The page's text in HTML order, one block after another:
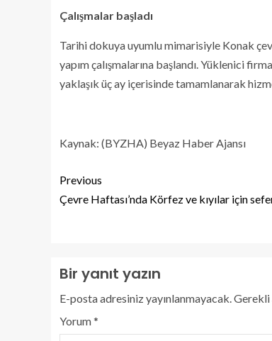
Çalışmalar başladı
Tarihi dokuya uyumlu mimarisiyle Konak
yapım çalışmalarına başlandı. Yüklenici
yaklaşık üç ay içerisinde tamamlanarak
Kaynak: (BYZHA) Beyaz Haber Ajansı
Previous
Çevre Haftası’nda Körfez ve kıyılar için
Bir yanıt yazın
E-posta adresiniz yayınlanmayacak.Gerekli
Yorum*